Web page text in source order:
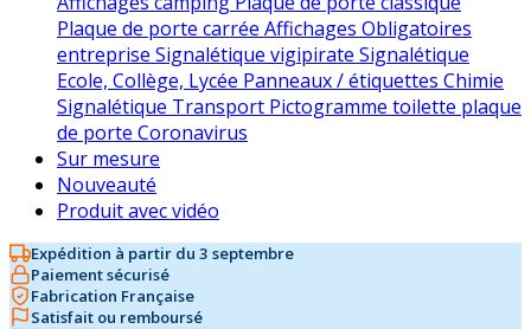
Plaque de porte carrée Affichages Obligatoires
entreprise Signalétique vigipirate Signalétique
Ecole, Collège, Lycée Panneaux / étiquettes Chimie
Signalétique Transport Pictogramme toilette plaque
de porte Coronavirus
Sur mesure
Nouveauté
Produit avec vidéo
Expédition à partir du 3 septembre
Paiement sécurisé
Fabrication Française
Satisfait ou remboursé